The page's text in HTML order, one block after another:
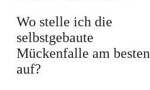
Wo stelle ich die
selbstgebaute
Mückenfalle am besten
auf?